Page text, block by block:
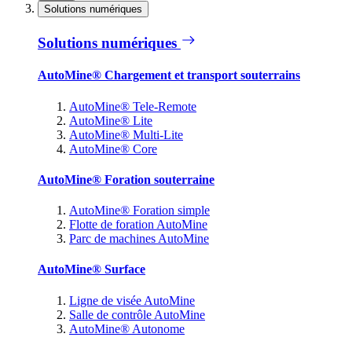
Solutions numériques
Solutions numériques
AutoMine® Chargement et transport souterrains
AutoMine® Tele-Remote
AutoMine® Lite
AutoMine® Multi-Lite
AutoMine® Core
AutoMine® Foration souterraine
AutoMine® Foration simple
Flotte de foration AutoMine
Parc de machines AutoMine
AutoMine® Surface
Ligne de visée AutoMine
Salle de contrôle AutoMine
AutoMine® Autonome